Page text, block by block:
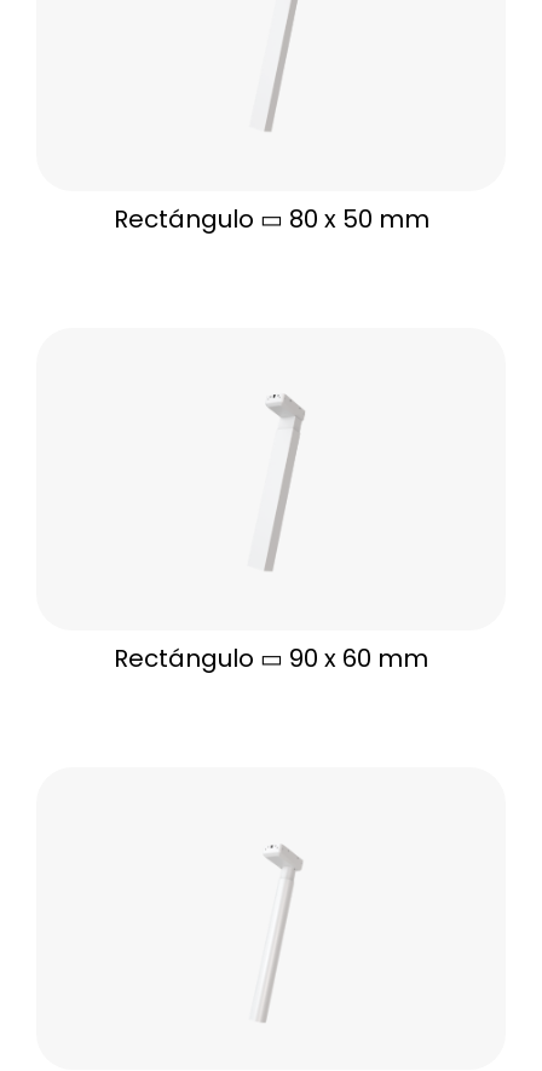
Rectángulo ▭ 80 x 50 mm
Rectángulo ▭ 90 x 60 mm